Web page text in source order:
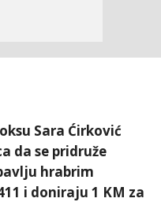
Sara Ćirković
da se pridruže
hrabrim
i doniraju 1 KM za